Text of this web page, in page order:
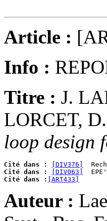
Article :
Info :
Titre : J.
LORCET,
loop design
Cité dans : [DIV376]
Cité dans :
[DIV063]
Cité dans :
[ART433]
Auteur :